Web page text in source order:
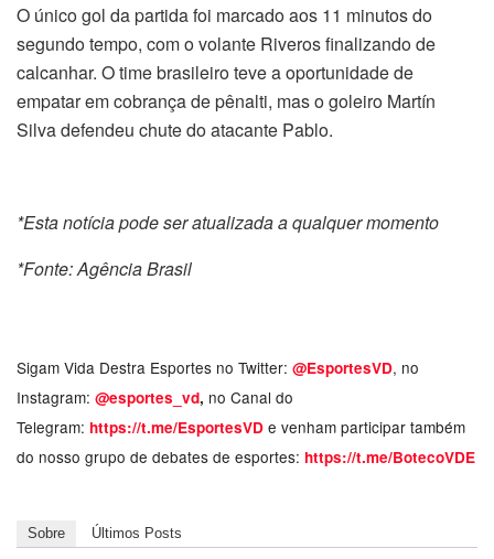
O único gol da partida foi marcado aos 11 minutos do
segundo tempo, com o volante Riveros finalizando de
calcanhar. O time brasileiro teve a oportunidade de
empatar em cobrança de pênalti, mas o goleiro Martín
Silva defendeu chute do atacante Pablo.
*Esta notícia pode ser atualizada a qualquer momento
*Fonte: Agência Brasil
Sigam Vida Destra Esportes no Twitter: @EsportesVD, no
Instagram: @esportes_vd, no Canal do
Telegram: https://t.me/EsportesVD e venham participar também
do nosso grupo de debates de esportes: https://t.me/BotecoVDE
Sobre Últimos Posts